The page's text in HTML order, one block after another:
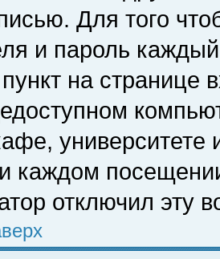
Для того
и пароль
на
университете
каждом
отключил эту